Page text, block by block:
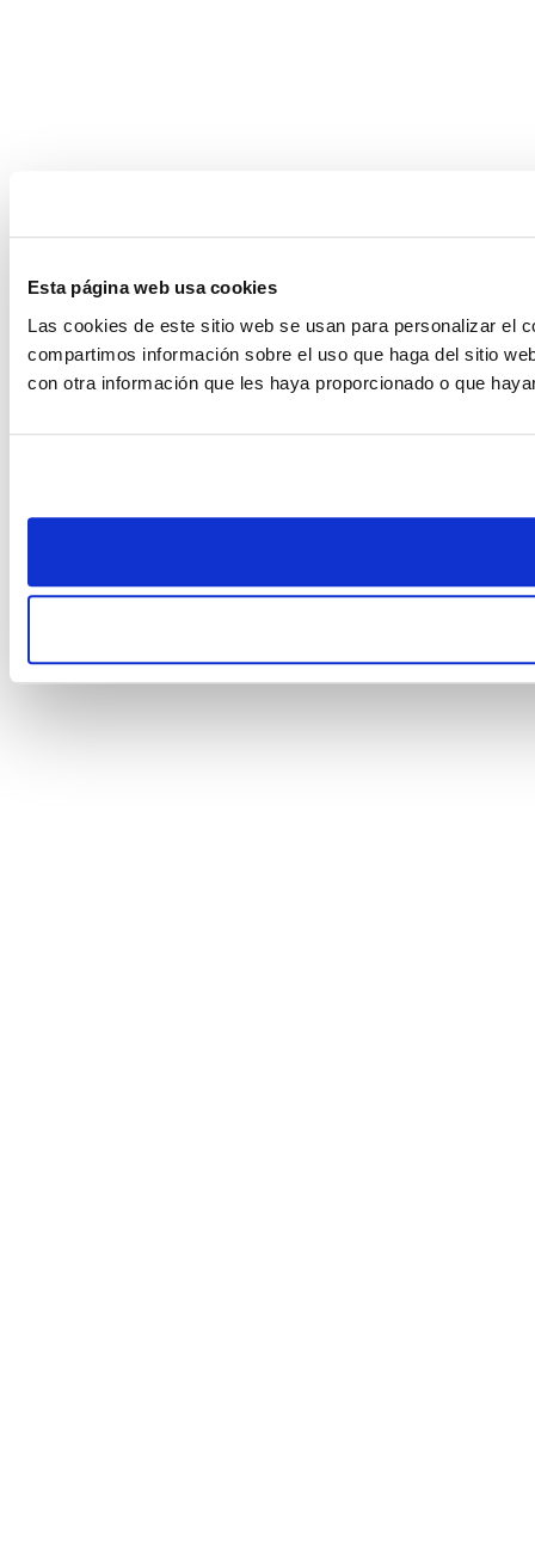
Esta página web usa cookies
Las cookies de este sitio web se usan para personalizar el
compartimos información sobre el uso que haga del sitio
con otra información que les haya proporcionado o que